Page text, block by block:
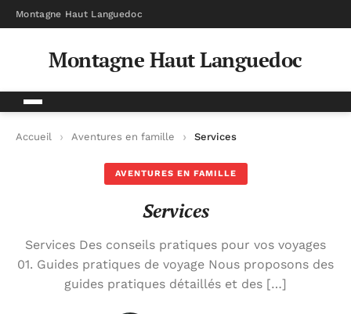
Montagne Haut Languedoc
Montagne Haut Languedoc
Accueil Aventures en famille Services
AVENTURES EN FAMILLE
Services
Services Des conseils pratiques pour vos voyages
01. Guides pratiques de voyage Nous proposons des
guides pratiques détaillés et des […]